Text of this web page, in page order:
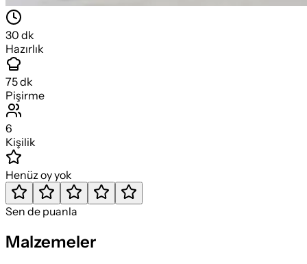
30 dk
Hazırlık
75dk
Pişirme
6
Kişilik
Henüz oy yok
Sen de puanla
Malzemeler